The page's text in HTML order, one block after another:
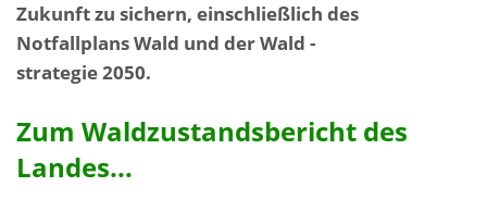
Zukunft zu sichern, einschließlich des
Notfallplans Wald und der Wald -
strategie 2050.
Zum Waldzustandsbericht des
Landes...